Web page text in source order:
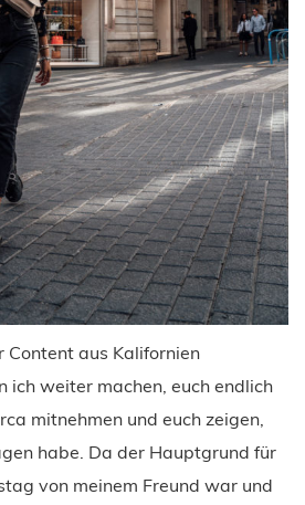
Content aus Kalifornien
ich weiter machen, euch endlich
mitnehmen und euch zeigen,
habe. Da der Hauptgrund für
von meinem Freund war und